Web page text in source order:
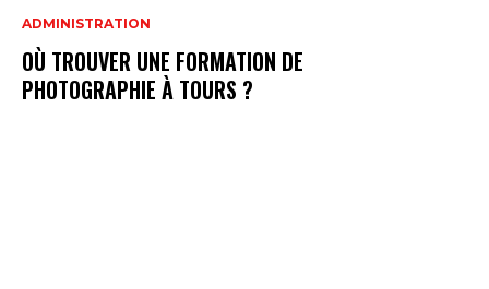
ADMINISTRATION
OÙ TROUVER UNE FORMATION DE
PHOTOGRAPHIE À TOURS ?